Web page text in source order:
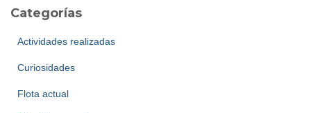
Categorías
Actividades realizadas
Curiosidades
Flota actual